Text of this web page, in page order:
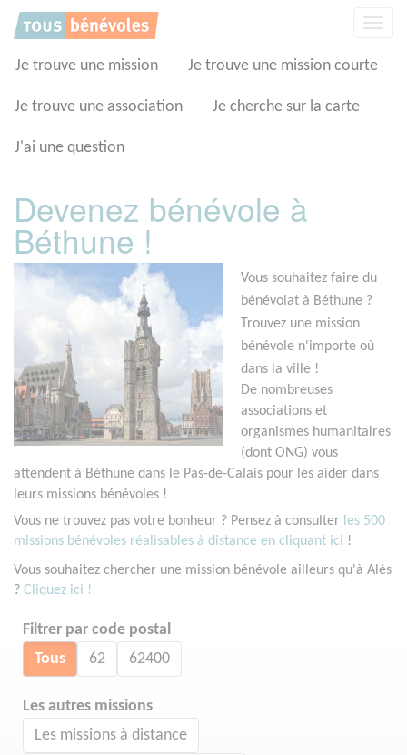
Je trouve une mission Je trouve une mission courte
Je trouve une association Je cherche sur la carte
J'ai une question
Devenez bénévole à
Béthune !
Vous souhaitez faire du
bénévolat à Béthune ?
Trouvez une mission
bénévole n'importe où
dans la ville !
De nombreuses
associations et
organismes humanitaires
(dont ONG) vous
attendent à Béthune dans le Pas-de-Calais pour les aider dans
leurs missions bénévoles !
Vous ne trouvez pas votre bonheur ? Pensez à consulter les 500
missions bénévoles réalisables à distance en cliquant ici !
Vous souhaitez chercher une mission bénévole ailleurs qu'à Alès
? Cliquez ici !
Filtrer par code postal
Tous 62 62400
Les autres missions
Les missions à distance
Panneau de gestion des cookies